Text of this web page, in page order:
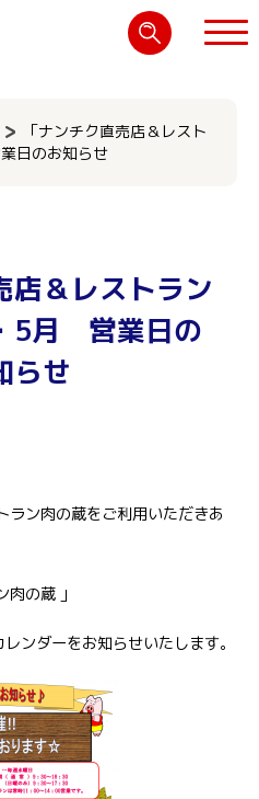
「ナンチク直売店＆レスト
日のお知らせ
店＆レストラン
5月 営業日の
らせ
ラン肉の蔵をご利用いただきあ
肉の蔵 」
ンダーをお知らせいたします。